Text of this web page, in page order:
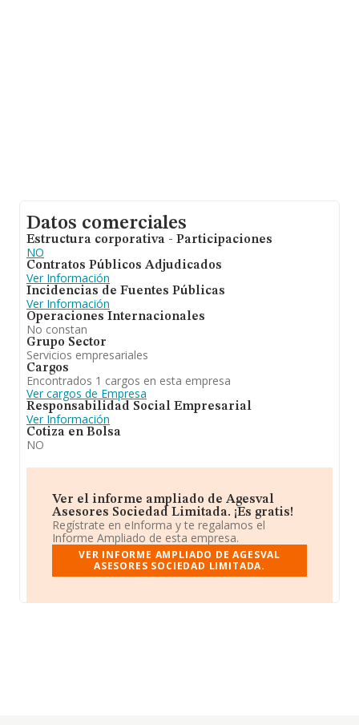
Datos comerciales
Estructura corporativa - Participaciones
NO
Contratos Públicos Adjudicados
Ver Información
Incidencias de Fuentes Públicas
Ver Información
Operaciones Internacionales
No constan
Grupo Sector
Servicios empresariales
Cargos
Encontrados 1 cargos en esta empresa
Ver cargos de Empresa
Responsabilidad Social Empresarial
Ver Información
Cotiza en Bolsa
NO
Ver el informe ampliado de Agesval
Asesores Sociedad Limitada. ¡Es gratis!
Regístrate en eInforma y te regalamos el
Informe Ampliado de esta empresa.
VER INFORME AMPLIADO DE AGESVAL
ASESORES SOCIEDAD LIMITADA.